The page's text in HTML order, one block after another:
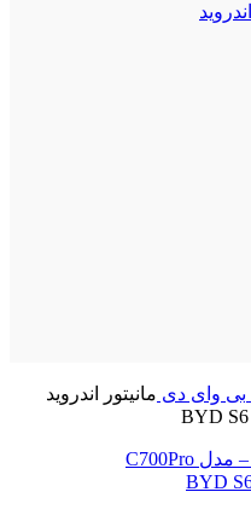
بی وای دی مانیتور اندروید